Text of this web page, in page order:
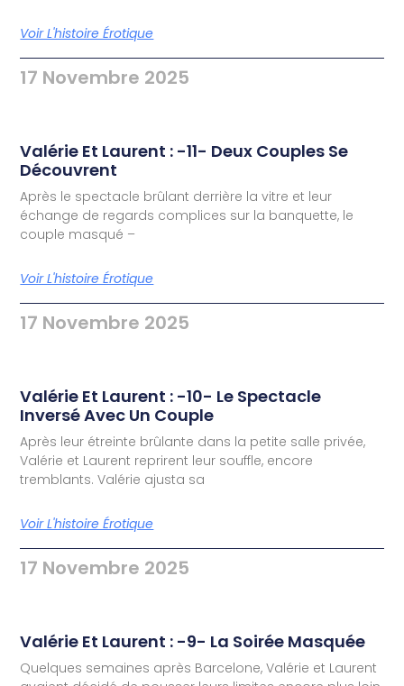
Voir L'histoire Érotique
17 Novembre 2025
Valérie Et Laurent : -11- Deux Couples Se
Découvrent
Après le spectacle brûlant derrière la vitre et leur
échange de regards complices sur la banquette, le
couple masqué –
Voir L'histoire Érotique
17 Novembre 2025
Valérie Et Laurent : -10- Le Spectacle
Inversé Avec Un Couple
Après leur étreinte brûlante dans la petite salle privée,
Valérie et Laurent reprirent leur souffle, encore
tremblants. Valérie ajusta sa
Voir L'histoire Érotique
17 Novembre 2025
Valérie Et Laurent : -9- La Soirée Masquée
Quelques semaines après Barcelone, Valérie et Laurent